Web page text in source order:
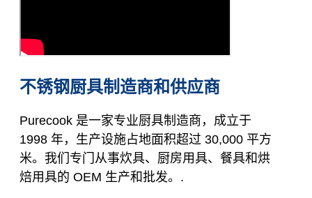
不锈钢厨具制造商和供应商
Purecook 是一家专业厨具制造商，成立于
1998 年，生产设施占地面积超过 30,000 平方
米。我们专门从事炊具、厨房用具、餐具和烘
焙用具的 OEM 生产和批发。.